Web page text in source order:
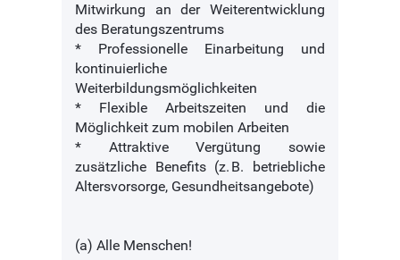
Mitwirkung an der Weiterentwicklung
des Beratungszentrums
* Professionelle Einarbeitung und
kontinuierliche
Weiterbildungsmöglichkeiten
* Flexible Arbeitszeiten und die
Möglichkeit zum mobilen Arbeiten
* Attraktive Vergütung sowie
zusätzliche Benefits (z. B. betriebliche
Altersvorsorge, Gesundheitsangebote)
(a) Alle Menschen!